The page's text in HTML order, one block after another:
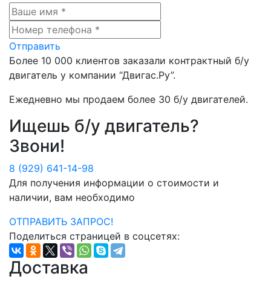
Отправить
Более 10 000 клиентов заказали контрактный б/у
двигатель у компании “Двигас.Ру”.
Ежедневно мы продаем более 30 б/у двигателей.
Ищешь б/у двигатель?
Звони!
8 (929) 641-14-98
Для получения информации о стоимости и
наличии, вам необходимо
ОТПРАВИТЬ ЗАПРОС!
Поделиться страницей в соцсетях:
Доставка